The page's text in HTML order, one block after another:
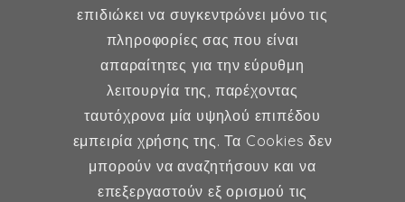
MD, MSc, FMH
Μαιευτήρας - Χειρουργός
Γυναικολόγος
Μέλος ESHRE, ISA, FMH
επιδιώκει να συγκεντρώνει μόνο τις
πληροφορίες σας που είναι
απαραίτητες για την εύρυθμη
λειτουργία της, παρέχοντας
ταυτόχρονα μία υψηλού επιπέδου
εμπειρία χρήσης της. Τα Cookies δεν
μπορούν να αναζητήσουν και να
επεξεργαστούν εξ ορισμού τις